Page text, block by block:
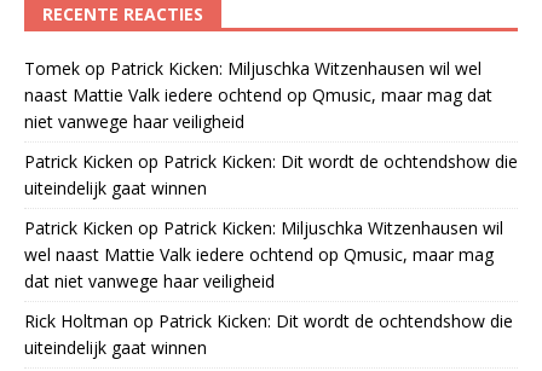
RECENTE REACTIES
Tomek op Patrick Kicken: Miljuschka Witzenhausen wil wel
naast Mattie Valk iedere ochtend op Qmusic, maar mag dat
niet vanwege haar veiligheid
Patrick Kicken op Patrick Kicken: Dit wordt de ochtendshow die
uiteindelijk gaat winnen
Patrick Kicken op Patrick Kicken: Miljuschka Witzenhausen wil
wel naast Mattie Valk iedere ochtend op Qmusic, maar mag
dat niet vanwege haar veiligheid
Rick Holtman op Patrick Kicken: Dit wordt de ochtendshow die
uiteindelijk gaat winnen